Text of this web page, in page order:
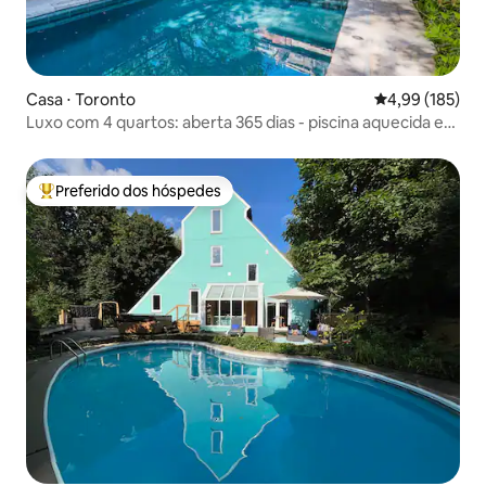
Casa ⋅ Toronto 4,99 de uma
4,99 (185)
Luxo com 4 quartos: aberta 365 dias - piscina aquecida e
Entre os melhores preferidos dos hóspedes
Preferido dos hóspedes